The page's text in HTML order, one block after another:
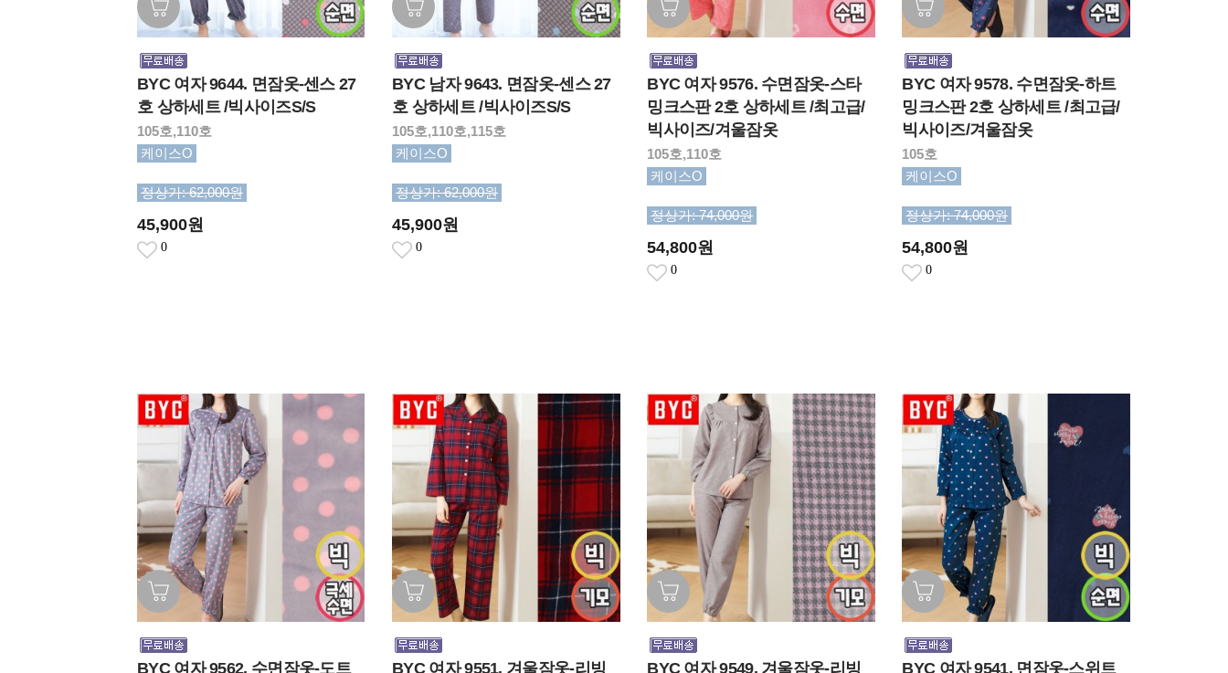
BYC 여자 9644. 면잠옷-센스 27
호 상하세트 /빅사이즈S/S
105호,110호
케이스O
정상가: 62,000원
45,900원
0
BYC 남자 9643. 면잠옷-센스 27
호 상하세트 /빅사이즈S/S
105호,110호,115호
케이스O
정상가: 62,000원
45,900원
0
BYC 여자 9576. 수면잠옷-스타
밍크스판 2호 상하세트 /최고급/
빅사이즈/겨울잠옷
105호,110호
케이스O
정상가: 74,000원
54,800원
0
BYC 여자 9578. 수면잠옷-하트
밍크스판 2호 상하세트 /최고급/
빅사이즈/겨울잠옷
105호
케이스O
정상가: 74,000원
54,800원
0
BYC 여자 9562. 수면잠옷-도트 BYC 여자 9551. 겨울잠옷-리빙 BYC 여자 9549. 겨울잠옷-리빙 BYC 여자 9541. 면잠옷-스위트